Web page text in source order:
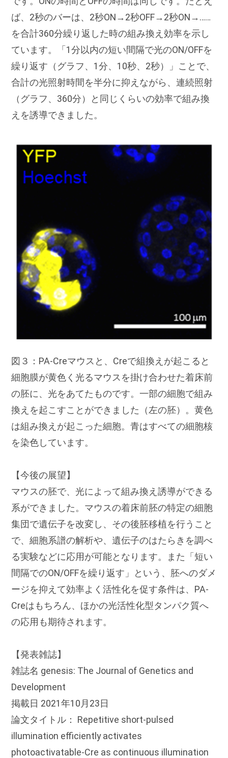
ば、2秒のバーは、2秒ON→2秒OFF→2秒ON→……
を合計360分繰り返した時の組み換え効率を示し
ています。「1分以内の短い間隔で光のON/OFFを
繰り返す（グラフ、1分、10秒、2秒）」ことで、
合計の光照射時間を半分に抑えながら、連続照射
（グラフ、360分）と同じくらいの効率で組み換
えを誘導できました。
図３：PA-Creマウスと、Creで組換えが起こると
細胞膜が黄色く光るマウスを掛け合わせた着床前
の胚に、光をあてたものです。一部の細胞で組み
換えを起こすことができました（左の胚）。黄色
は組み換えが起こった細胞。青はすべての細胞核
を染色しています。
【今後の展望】
マウスの胚で、光によって組み換え誘導ができる
系ができました。マウスの着床前胚の特定の細胞
集団で遺伝子を改変し、その後胚移植を行うこと
で、細胞系譜の解析や、遺伝子のはたらきを調べ
る実験などに応用が可能となります。また「短い
間隔でのON/OFFを繰り返す」という、胚へのダメ
ージを抑えて効率よく活性化を促す条件は、PA-
Creはもちろん、ほかの光活性化型タンパク質へ
の応用も期待されます。
【発表雑誌】
雑誌名 genesis: The Journal of Genetics and
Development
掲載日 2021年10月23日
論文タイトル： Repetitive short-pulsed
illumination efficiently activates
photoactivatable-Cre as continuous illumination